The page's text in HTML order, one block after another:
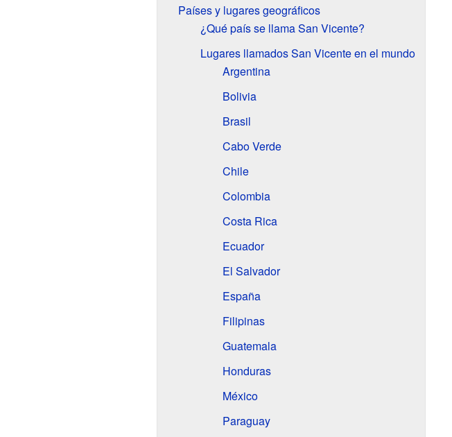
Países y lugares geográficos
¿Qué país se llama San Vicente?
Lugares llamados San Vicente en el mundo
Argentina
Bolivia
Brasil
Cabo Verde
Chile
Colombia
Costa Rica
Ecuador
El Salvador
España
Filipinas
Guatemala
Honduras
México
Paraguay